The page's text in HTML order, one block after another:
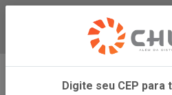
Digite seu CEP